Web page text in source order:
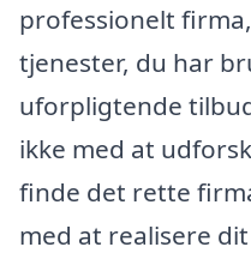
professionelt
tjenester, du har
uforpligtende
ikke med at
finde det rette
med at realisere